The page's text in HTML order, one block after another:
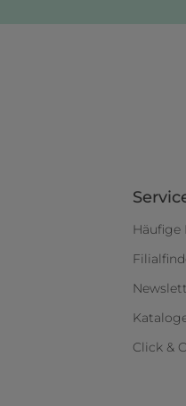
Häufige
Click &